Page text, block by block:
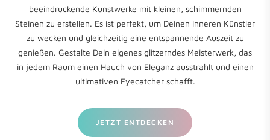
beeindruckende Kunstwerke mit kleinen, schimmernden
Steinen zu erstellen. Es ist perfekt, um Deinen inneren Künstler
zu wecken und gleichzeitig eine entspannende Auszeit zu
genießen. Gestalte Dein eigenes glitzerndes Meisterwerk, das
in jedem Raum einen Hauch von Eleganz ausstrahlt und einen
ultimativen Eyecatcher schafft.
JETZT ENTDECKEN